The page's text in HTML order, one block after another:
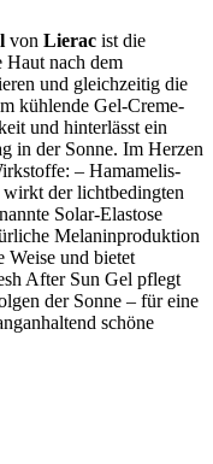
von Lierac ist die
nach dem
und gleichzeitig die
kühlende Gel-Creme-
und hinterlässt ein
in der Sonne. Im Herzen
– Hamamelis-
der lichtbedingten
Solar-Elastose
Melaninproduktion
Weise und bietet
After Sun Gel pflegt
der Sonne – für eine
schöne